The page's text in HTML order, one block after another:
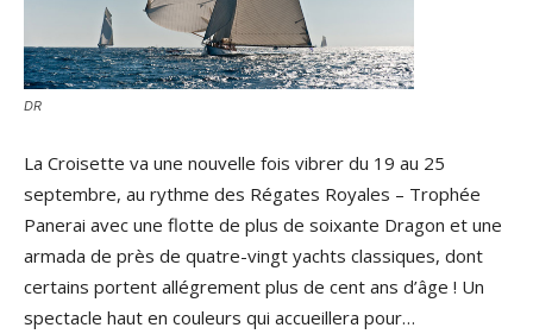
DR
La Croisette va une nouvelle fois vibrer du 19 au 25
septembre, au rythme des Régates Royales – Trophée
Panerai avec une flotte de plus de soixante Dragon et une
armada de près de quatre-vingt yachts classiques, dont
certains portent allégrement plus de cent ans d’âge ! Un
spectacle haut en couleurs qui accueillera pour…